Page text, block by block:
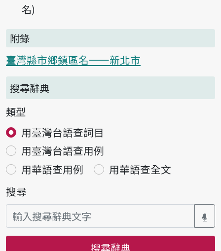
名)
附錄
臺灣縣市鄉鎮區名——新北市
搜尋辭典
類型
用臺灣台語查詞目
用臺灣台語查用例
用華語查用例
用華語查全文
搜尋
搜尋辭典